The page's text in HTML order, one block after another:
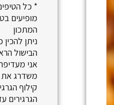
* כל
מופיעים
המתכון
ניתן
הבישול
אני
משדרג את
קילוף
הגרגירים